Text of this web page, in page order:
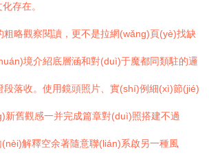
存在。
粗略觀察閱讀，更不是拉網(wǎng)頁(yè)找缺
境介紹底層涵和對(duì)于魔都同類駐的邏
段落收。使用鏡頭照片、實(shí)例細(xì)節(jié)
新舊觀感一并完成篇章對(duì)照搭建不過
解釋空余著隨意聯(lián)系啟另一種風